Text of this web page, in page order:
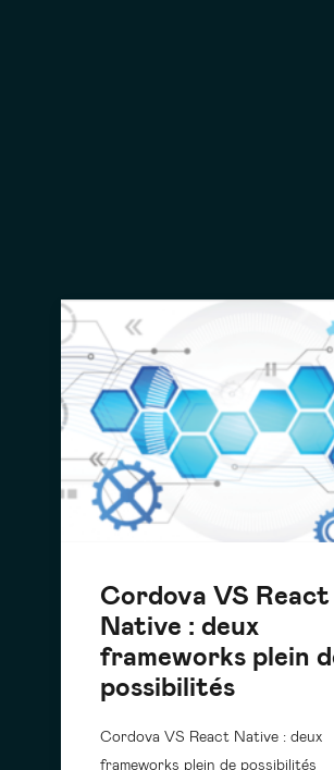
Cordova VS React
Native : deux
frameworks plein
possibilités
Cordova VS React Native : deux
frameworks plein de possibilités